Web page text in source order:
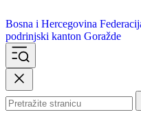
Bosna i Hercegovina
podrinjski kanton Goražde